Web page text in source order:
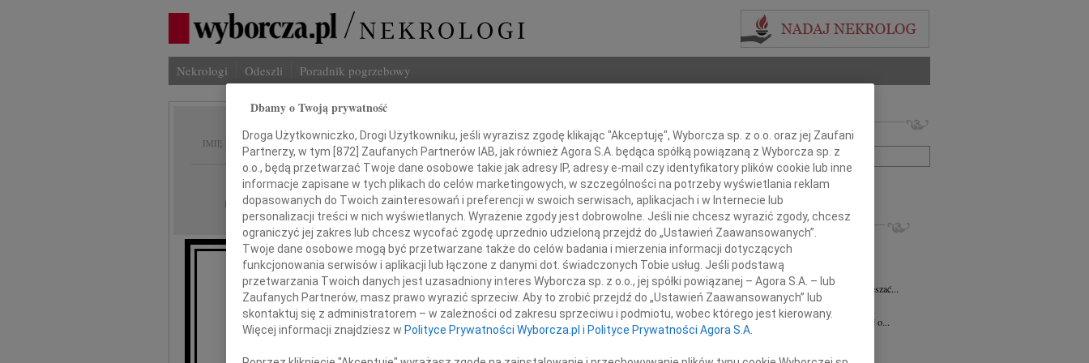
Nekrologi Odeszli Poradnik pogrzebowy
IMIĘ I NAZWISKO: Tadeusz Majda
REGION: Warszawa
DATA EMISJI: 22.05.2026
Miarą miłości jest miłość bez miary
o godzinie 9.51
Imię i nazwisko lub numer ogłoszenia:
+ szukanie zaawansowane
INNE NEKROLOGI
Marek Pliszkiewicz 05.08.2026
Ze smutkiem żegnamy Profesora Marka...
Marianna Szymańska
Gdyby miłość mogła uzdrawiać a łzy wskrzeszać...
Andrzej Gołaszewski
Z wielkim smutkiem przyjęliśmy wiadomość o...
Andrzej Perzanowski
Z głębokim smutkiem i niedowierzaniem...
Dbamy o Twoją prywatność
Droga Użytkowniczko, Drogi Użytkowniku, jeśli wyrazisz zgodę klikając "Akceptuję", Wyborcza sp. z o.o. oraz jej Zaufani
Partnerzy, w tym [872] Zaufanych Partnerów IAB, jak również Agora S.A. będąca spółką powiązaną z Wyborcza sp. z
o.o., będą przetwarzać Twoje dane osobowe takie jak adresy IP, adresy e-mail czy identyfikatory plików cookie lub inne
informacje zapisane w tych plikach do celów marketingowych, w szczególności na potrzeby wyświetlania reklam
dopasowanych do Twoich zainteresowań i preferencji w swoich serwisach, aplikacjach i w Internecie lub
personalizacji treści w nich wyświetlanych. Wyrażenie zgody jest dobrowolne. Jeśli nie chcesz wyrazić zgody, chcesz
ograniczyć jej zakres lub chcesz wycofać zgodę uprzednio udzieloną przejdź do „Ustawień Zaawansowanych”.
Twoje dane osobowe mogą być przetwarzane także do celów badania i mierzenia informacji dotyczących
funkcjonowania serwisów i aplikacji lub łączone z danymi dot. świadczonych Tobie usług. Jeśli podstawą
przetwarzania Twoich danych jest uzasadniony interes Wyborcza sp. z o.o., jej spółki powiązanej – Agora S.A. – lub
Zaufanych Partnerów, masz prawo wyrazić sprzeciw. Aby to zrobić przejdź do „Ustawień Zaawansowanych” lub
skontaktuj się z administratorem – w zależności od zakresu sprzeciwu i podmiotu, wobec którego jest kierowany.
Więcej informacji znajdziesz w Polityce Prywatności Wyborcza.pl i Polityce Prywatności Agora S.A.